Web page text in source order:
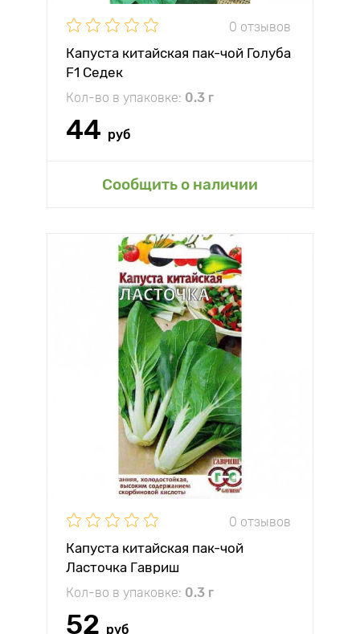
0 отзывов
Капуста китайская пак-чой Голуба
F1 Седек
Кол-во в упаковке: 0.3 г
44 руб
Сообщить о наличии
0 отзывов
Капуста китайская пак-чой
Ласточка Гавриш
Кол-во в упаковке: 0.3 г
52 руб